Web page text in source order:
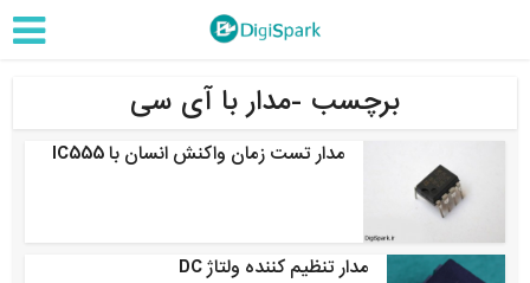
برچسب -مدار با آی سی
مدار تست زمان واکنش انسان با IC555
مدار تنظیم کننده ولتاژ DC